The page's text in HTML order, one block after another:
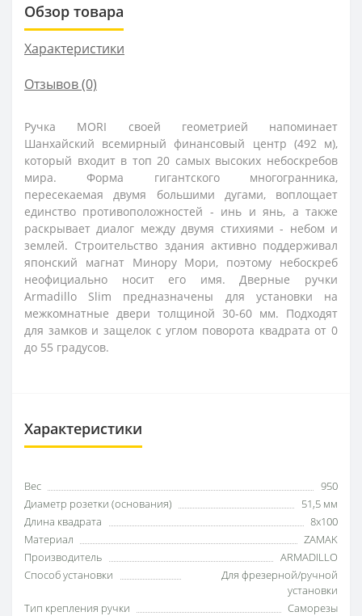
Обзор товара
Характеристики
Отзывов (0)
Ручка MORI своей геометрией напоминает
Шанхайский всемирный финансовый центр (492 м),
который входит в топ 20 самых высоких небоскребов
мира. Форма гигантского многогранника,
пересекаемая двумя большими дугами, воплощает
единство противоположностей - инь и янь, а также
раскрывает диалог между двумя стихиями - небом и
землей. Строительство здания активно поддерживал
японский магнат Минору Мори, поэтому небоскреб
неофициально носит его имя. Дверные ручки
Armadillo Slim предназначены для установки на
межкомнатные двери толщиной 30-60 мм. Подходят
для замков и защелок с углом поворота квадрата от 0
до 55 градусов.
Характеристики
Вес
950
Диаметр розетки (основания)
51,5 мм
Длина квадрата
8x100
Материал
ZAMAK
Производитель
ARMADILLO
Способ установки
Для фрезерной/ручной
установки
Тип крепления ручки
Саморезы